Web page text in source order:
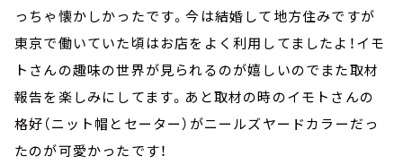
っちゃ懐かしかったです。今は結婚して地方住みですが
東京で働いていた頃はお店をよく利用してましたよ！イモ
トさんの趣味の世界が見られるのが嬉しいのでまた取材
報告を楽しみにしてます。あと取材の時のイモトさんの
格好（ニット帽とセーター）がニールズヤードカラーだっ
たのが可愛かったです！